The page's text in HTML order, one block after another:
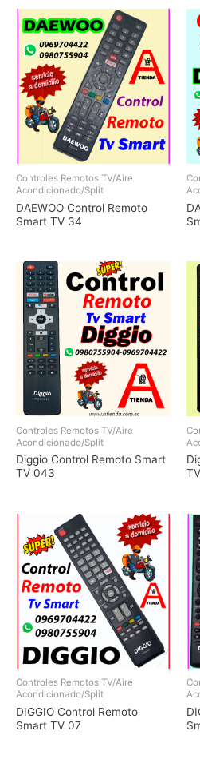
Controles Remotos TV/Aire
Acondicionado/Split
DAEWOO Control Remoto
Smart TV 34
Controles Remotos TV/Aire
Acondicionado/Split
Diggio Control Remoto Smart
TV 043
Controles Remotos TV/Aire
Acondicionado/Split
DIGGIO Control Remoto
Smart TV 07